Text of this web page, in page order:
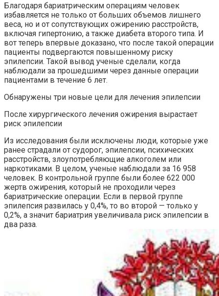
Благодаря бариатрическим операциям человек
избавляется не только от больших объемов лишнего
веса, но и от сопутствующих ожирению расстройств,
включая гипертонию, а также диабета второго типа. И
вот теперь впервые доказано, что после такой операции
пациенты подвергаются повышенному риску
эпилепсии. Такой вывод ученые сделали, когда
наблюдали за прошедшими через данные операции
пациентами в течение 6 лет.
Обнаружены три новые цели для лечения эпилепсии
После хирургического лечения ожирения вырастает
риск эпилепсии
Из исследования были исключены люди, которые уже
ранее страдали от судорог, эпилепсии, психических
расстройств, злоупотребляющие алкоголем или
наркотиками. В целом, ученые наблюдали за 16 958
человек. В контрольной группе были более 622 000
жертв ожирения, который не проходили через
бариатрические операции. Если в первой группе
эпилепсия развилась у 0,4%, то во второй — только у
0,2%, а значит бариатрия увеличивала риск эпилепсии в
два раза.